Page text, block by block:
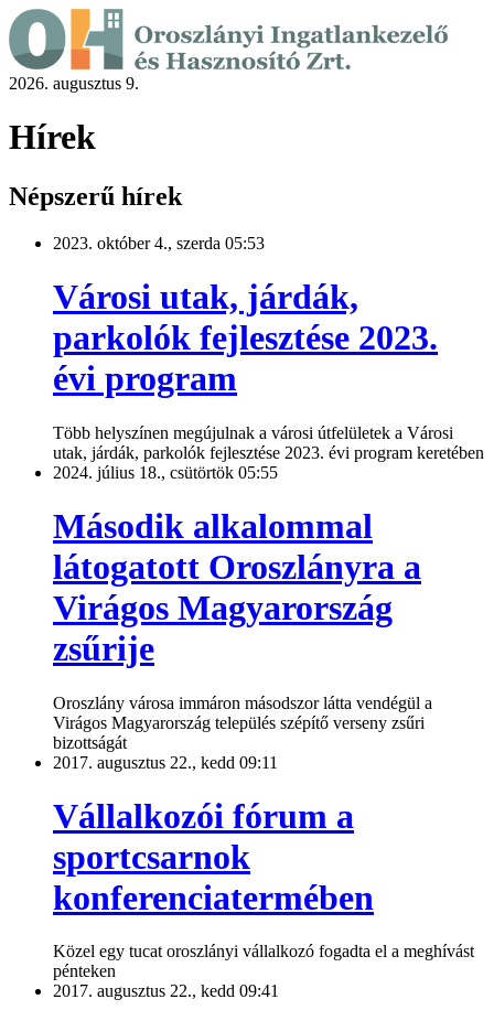
2026. augusztus 9.
Hírek
Népszerű hírek
2023. október 4., szerda 05:53
Városi utak, járdák,
parkolók fejlesztése 2023.
évi program
Több helyszínen megújulnak a városi útfelületek a Városi
utak, járdák, parkolók fejlesztése 2023. évi program keretében
2024. július 18., csütörtök 05:55
Második alkalommal
látogatott Oroszlányra a
Virágos Magyarország
zsűrije
Oroszlány városa immáron másodszor látta vendégül a
Virágos Magyarország település szépítő verseny zsűri
bizottságát
2017. augusztus 22., kedd 09:11
Vállalkozói fórum a
sportcsarnok
konferenciatermében
Közel egy tucat oroszlányi vállalkozó fogadta el a meghívást
pénteken
2017. augusztus 22., kedd 09:41